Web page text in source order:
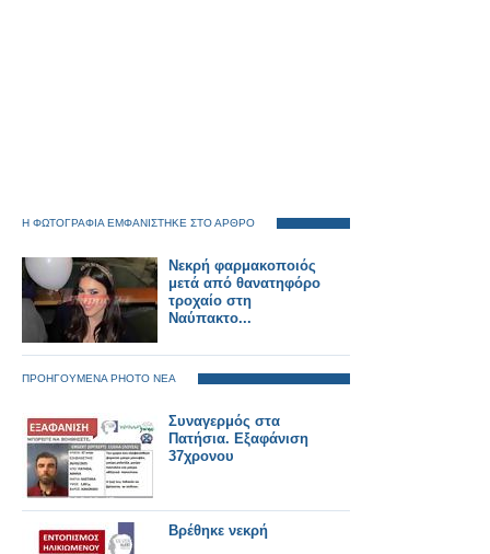
Η ΦΩΤΟΓΡΑΦΙΑ ΕΜΦΑΝΙΣΤΗΚΕ ΣΤΟ ΑΡΘΡΟ
Νεκρή φαρμακοποιός
μετά από θανατηφόρο
τροχαίο στη
Ναύπακτο...
ΠΡΟΗΓΟΥΜΕΝΑ PHOTO ΝΕΑ
Συναγερμός στα
Πατήσια. Εξαφάνιση
37χρονου
Βρέθηκε νεκρή